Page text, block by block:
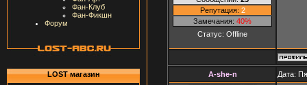
Фан-Клуб
Фан-Фикшн
Форум
LOST магазин
Репутация: 2
Замечания: 40%
Статус: Offline
A-she-n Дата: